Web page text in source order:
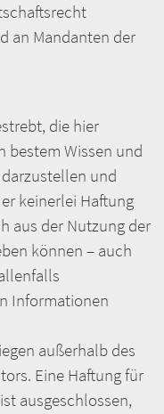
an Mandanten der
die hier
bestem Wissen und
und
keinerlei Haftung
aus der Nutzung der
können – auch
Informationen
außerhalb des
Eine Haftung für
ausgeschlossen,